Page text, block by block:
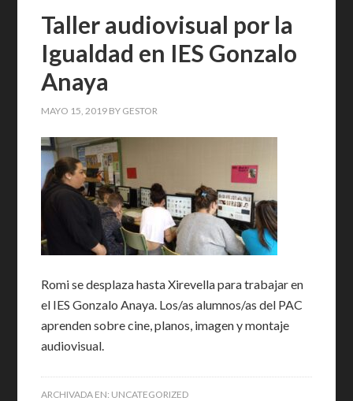
Taller audiovisual por la
Igualdad en IES Gonzalo
Anaya
MAYO 15, 2019 BY GESTOR
Romi se desplaza hasta Xirevella para trabajar en
el IES Gonzalo Anaya. Los/as alumnos/as del PAC
aprenden sobre cine, planos, imagen y montaje
audiovisual.
ARCHIVADA EN: UNCATEGORIZED